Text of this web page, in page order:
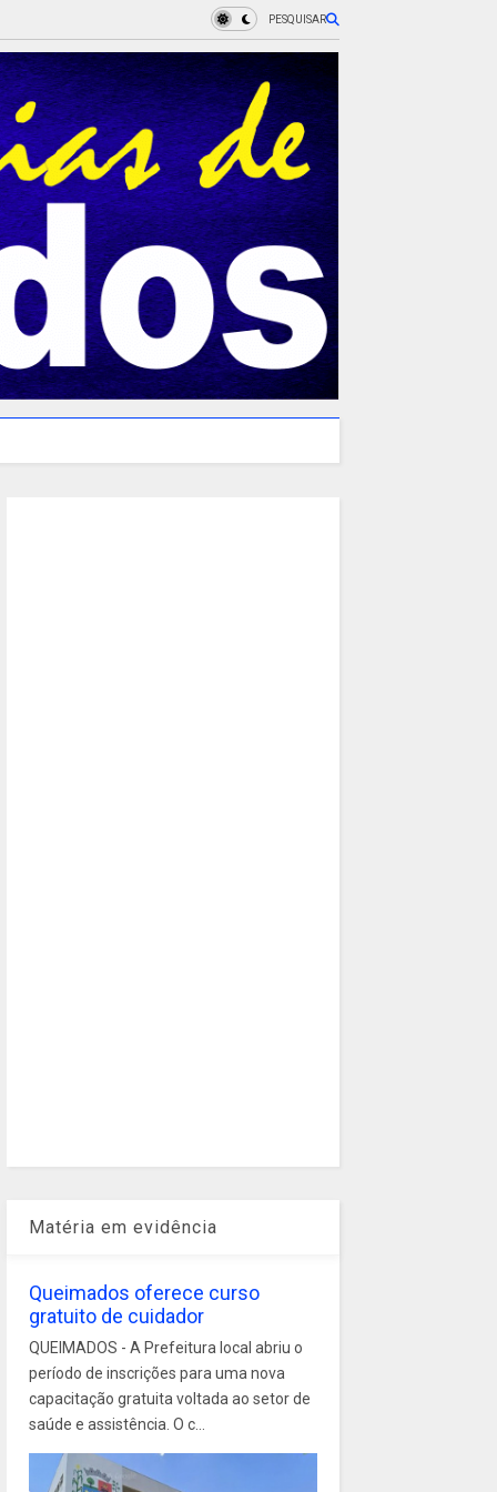
PESQUISAR
Matéria em evidência
Queimados oferece curso
gratuito de cuidador
QUEIMADOS - A Prefeitura local abriu o
período de inscrições para uma nova
capacitação gratuita voltada ao setor de
saúde e assistência. O c...